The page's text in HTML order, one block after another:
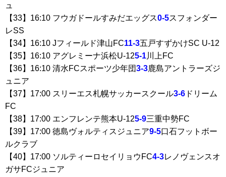
ュ
【33】16:10 フウガドールすみだエッグス0-5スフォンダー
レSS
【34】16:10 Jフィールド津山FC11-3五戸すずかけSC U-12
【35】16:10 アグレミーナ浜松U-125-1川上FC
【36】16:10 清水FCスポーツ少年団3-3鹿島アントラーズジ
ュニア
【37】17:00 スリーエス札幌サッカースクール3-6 ドリーム
FC
【38】17:00 エンフレンテ熊本U-125-9三重中勢FC
【39】17:00 徳島ヴォルティスジュニア9-5口石フットボー
ルクラブ
【40】17:00 ソルティーロセイリョウFC4-3レノヴェンスオ
ガサFCジュニア